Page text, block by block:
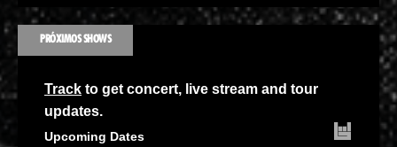
PRÓXIMOS SHOWS
Track to get concert, live stream and tour
updates.
Upcoming Dates